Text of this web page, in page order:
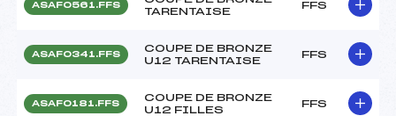
ASAF0561.FFS
TARENTAISE
FFS
ASAF0341.FFS
COUPE DE BRONZE
U12 TARENTAISE
FFS
ASAF0181.FFS
COUPE DE BRONZE
U12 FILLES
FFS